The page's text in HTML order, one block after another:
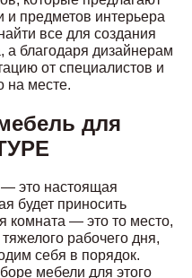
и предметов интерьера
все для создания
а благодаря дизайнерам
от специалистов и
на месте.
для
это настоящая
будет приносить
комната — это то место,
рабочего дня,
себя в порядок.
мебели для этого